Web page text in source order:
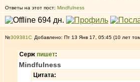
Ответы на этот пост: Mindfulness
№309381 Добавлено: Пт 13 Янв 17, 05:45 (10 лет
Серж пишет:
Mindfulness
Цитата: